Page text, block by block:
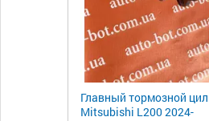
Главный тормозной
Mitsubishi L200 2024-